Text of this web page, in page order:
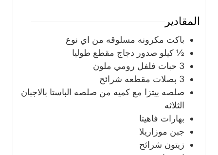
المقادير
باكت مكرونه مسلوقه من اي نوع
½ كيلو صدور دجاج مقطع طوليا
3 حبات فلفل رومي ملون
3 بصلات مقطعه شرائح
صلصه بيتزا مع كميه من صلصه الباستا بالاجبان
الثلاثه
بهارات فاهيتا
جبن موزاريلا
زيتون شرائح